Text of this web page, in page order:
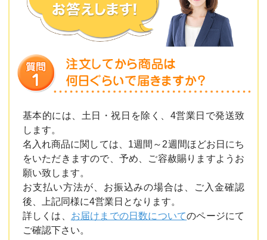
基本的には、土日・祝日を除く、4営業日で発送致
します。
名入れ商品に関しては、1週間～2週間ほどお日にち
をいただきますので、予め、ご容赦賜りますようお
願い致します。
お支払い方法が、お振込みの場合は、ご入金確認
後、上記同様に4営業日となります。
詳しくは、 お届けまでの日数についてのページにて
ご確認下さい。